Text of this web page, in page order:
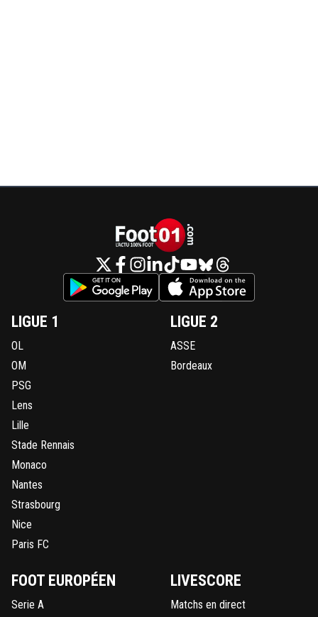
LIGUE 1
OL
OM
PSG
Lens
Lille
Stade Rennais
Monaco
Nantes
Strasbourg
Nice
Paris FC
LIGUE 2
ASSE
Bordeaux
FOOT EUROPÉEN
Serie A
LIVESCORE
Matchs en direct